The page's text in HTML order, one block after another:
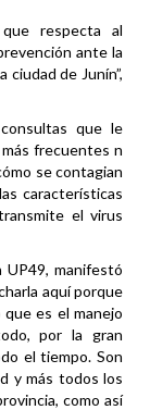
respecta al
ante la
ciudad de Junín”,
que le
frecuentes n
se contagian
características
el virus
manifestó
aquí porque
es el manejo
por la gran
el tiempo. Son
y más todos los
como así